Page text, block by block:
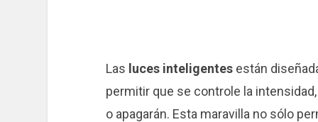
Las luces inteligentes están
permitir que se controle la
o apagarán. Esta maravilla no sólo